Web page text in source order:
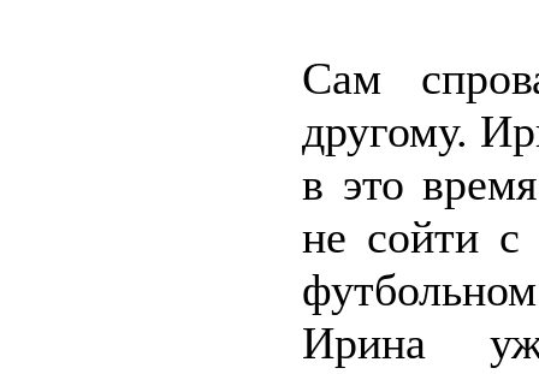
Сам
другому.
в это
не сойти с
Ирина